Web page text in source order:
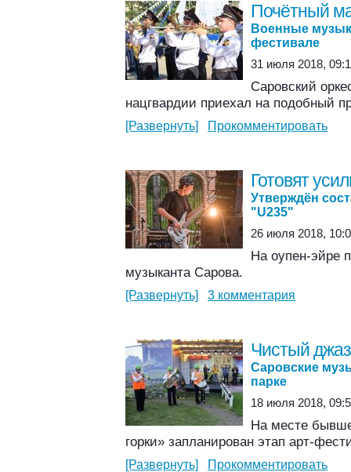
Почётный
Военные
фестивале
31 июля 2018,
Саровский
нацгвардии приехал на подобный
[Развернуть] Прокомментировать
Готовят
Утверждён
"U235"
26 июля 2018,
На оупен-эйре
музыканта Сарова.
[Развернуть] 3 комментария
Чистый джаз
Саровские
парке
18 июля 2018,
На месте
горки» запланирован этап арт-
[Развернуть] Прокомментировать